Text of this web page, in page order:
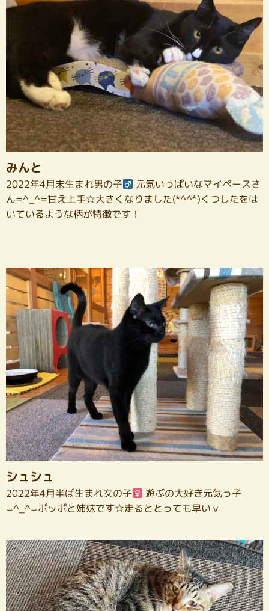
みんと
2022年4月末生まれ男の子 元気いっぱいなマイペースさ
ん=^_^=甘え上手☆大きくなりました(*^^*)くつしたをは
いているような柄が特徴です！
シュシュ
2022年4月半ば生まれ女の子 遊ぶの大好き元気っ子
=^_^=ポッポと姉妹です☆走るととっても早いｖ